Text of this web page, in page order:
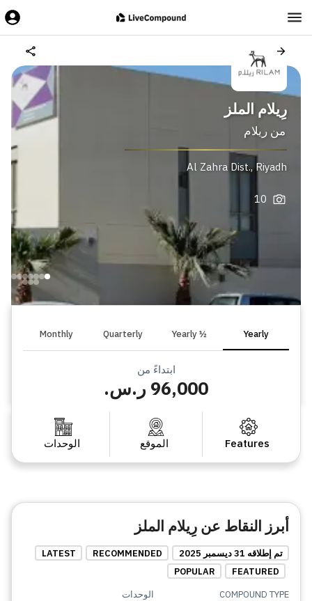
رِيلام الملز
من ريلام
Al Zahra Dist.,Riyadh
10
Yearly
½ Yearly
Quarterly
Monthly
ابتداءً من
96,000 ر.س.
Features الموقع الوحدات
أبرز النقاط عن رِيلام الملز
تم إطلاقه 31 ديسمبر 2025 RECOMMENDED
LATEST
FEATURED
POPULAR
COMPOUND TYPE
الوحدات